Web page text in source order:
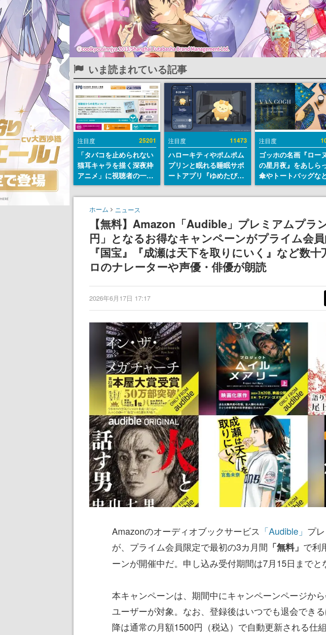
いま読まれている記事
注目度 25201
「タバコを止められない
猫耳キャラを描く深夜枠
アニメ」に視聴者の一部
から批判意見。違法薬物
の使用と思しき描写も含
めて、BPOが議論を交わ
注目度 11473
ハローキティやポムポム
プリンと眠れる睡眠サポ
ートアプリ『ゆめたび』
が配信中。キャラごとの
ASMRや目覚ましアラー
注目度
ゴッホの名画『ロー
の星月夜』をあしら
傘やトートバッグな
登場。8月7日21時よ
日間限定で予約販売
ホーム ニュース
【無料】Amazon「Audible」プレミアムプラ
円」となるお得なキャンペーンがプライム会員
『国宝』『成瀬は天下を取りにいく』など数
ロのナレーターや声優・俳優が朗読
2026年6月17日 17:17
Amazonのオーディオブックサービス 「Audible」 プ
が、プライム会員限定で最初の3カ月間 「無料」 で利
ーンが開催中だ。申し込み受付期間は7月15日までと
本キャンペーンは、期間中にキャンペーンページか
ユーザーが対象。なお、登録後はいつでも退会でき
降は通常の月額1500円（税込）で自動更新される仕組